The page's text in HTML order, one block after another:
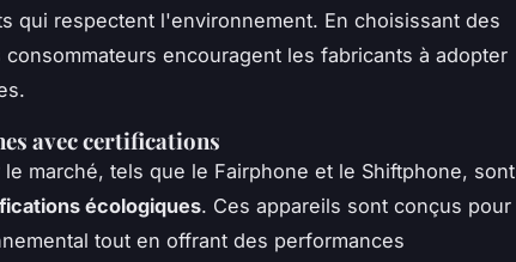
qui respectent l'environnement. En choisissant des
encouragent les fabricants à adopter
avec certifications
marché, tels que le Fairphone et le Shiftphone, sont
écologiques. Ces appareils sont conçus pour
tout en offrant des performances